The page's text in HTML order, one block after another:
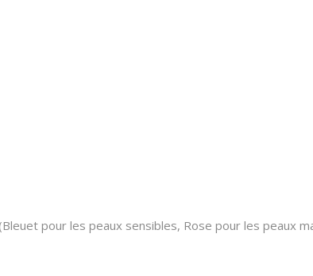
(Bleuet pour les peaux sensibles, Rose pour les peaux